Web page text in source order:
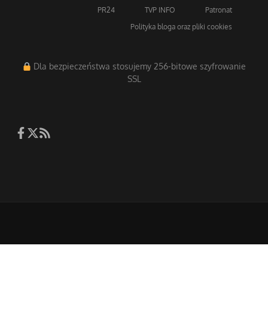
PR24
TVP INFO
Patronat
Polityka bloga oraz pliki cookies
Dla bezpieczeństwa stosujemy 256-bitowe szyfrowanie
SSL